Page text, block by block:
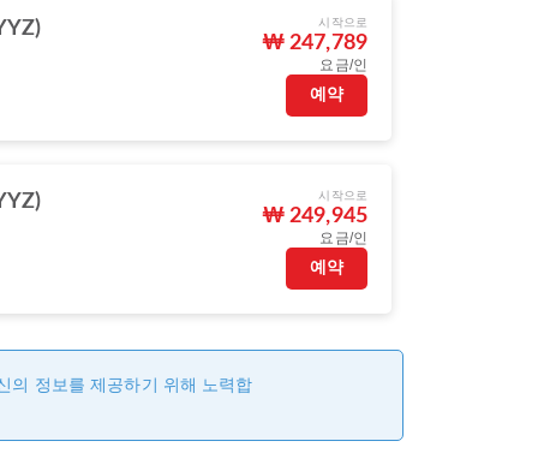
시작으로
₩ 247,789
요금/인
예약
시작으로
₩ 249,945
요금/인
예약
의 정보를 제공하기 위해 노력합